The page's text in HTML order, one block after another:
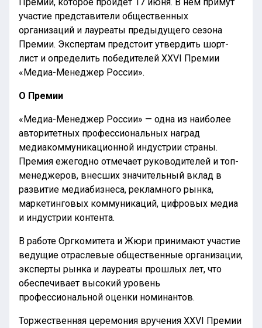
участие представители общественных
организаций и лауреаты предыдущего сезона
Премии. Экспертам предстоит утвердить шорт-
лист и определить победителей XXVI Премии
«Медиа-Менеджер России».
О Премии
«Медиа-Менеджер России» — одна из наиболее
авторитетных профессиональных наград
медиакоммуникационной индустрии страны.
Премия ежегодно отмечает руководителей и топ-
менеджеров, внесших значительный вклад в
развитие медиабизнеса, рекламного рынка,
маркетинговых коммуникаций, цифровых медиа
и индустрии контента.
В работе Оргкомитета и Жюри принимают участие
ведущие отраслевые общественные организации,
эксперты рынка и лауреаты прошлых лет, что
обеспечивает высокий уровень
профессиональной оценки номинантов.
Торжественная церемония вручения XXVI Премии